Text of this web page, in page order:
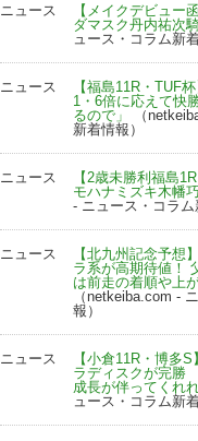
ニュース
【メイクデビュー
ダマスク丹内祐次
ュース・コラム新
ニュース
【福島11R・TUF
1・6倍に応えて快
るので」
（
新着情報）
ニュース
【2歳未勝利福島
モハナミズキ木幡
- ニュース・コラム
ニュース
【北九州記念予想
ラ系が高期待値！
は前走の着順や上
（netkeiba.com -
報）
ニュース
【小倉11R・博多
ラディスクが完勝
成長が伴ってくれれ
ュース・コラム新